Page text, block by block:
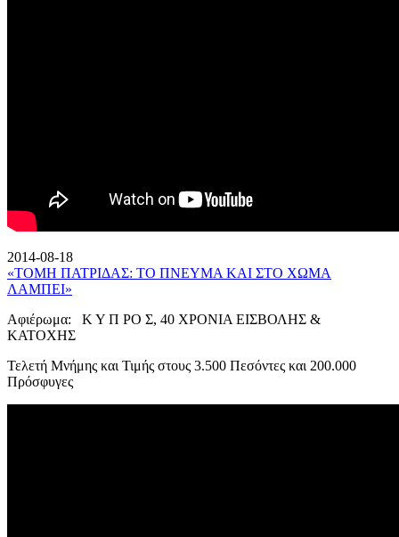
2014-08-18
«ΤΟΜΗ ΠΑΤΡΙΔΑΣ: ΤΟ ΠΝΕΥΜΑ ΚΑΙ ΣΤΟ ΧΩΜΑ
ΛΑΜΠΕΙ»
Αφιέρωμα: Κ Υ Π ΡΟ Σ, 40 ΧΡΟΝΙΑ ΕΙΣΒΟΛΗΣ &
ΚΑΤΟΧΗΣ
Τελετή Μνήμης και Τιμής στους 3.500 Πεσόντες και 200.000
Πρόσφυγες